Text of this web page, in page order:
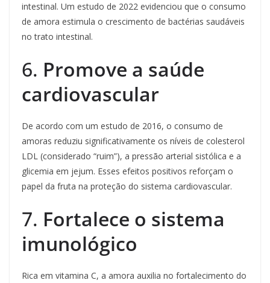
intestinal. Um estudo de 2022 evidenciou que o consumo
de amora estimula o crescimento de bactérias saudáveis
no trato intestinal.
6. Promove a saúde
cardiovascular
De acordo com um estudo de 2016, o consumo de
amoras reduziu significativamente os níveis de colesterol
LDL (considerado “ruim”), a pressão arterial sistólica e a
glicemia em jejum. Esses efeitos positivos reforçam o
papel da fruta na proteção do sistema cardiovascular.
7. Fortalece o sistema
imunológico
Rica em vitamina C, a amora auxilia no fortalecimento do